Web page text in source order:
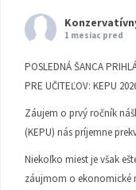
1 mesiac pred
POSLEDNÁ ŠANCA
PRE UČITEĽOV: KEPU
Záujem o prvý ročník
(KEPU) nás príjemne
Niekoľko miest je však
záujmom o ekonomické